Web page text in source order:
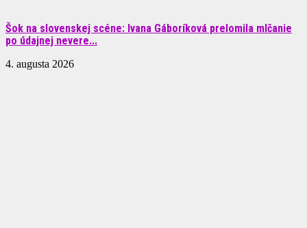
Šok na slovenskej scéne: Ivana Gáboríková prelomila mlčanie
po údajnej nevere...
4. augusta 2026